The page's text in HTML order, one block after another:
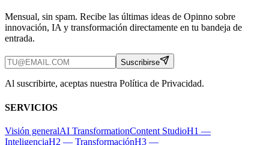
Mensual, sin spam. Recibe las últimas ideas de Opinno sobre
innovación, IA y transformación directamente en tu bandeja de
entrada.
Suscribirse
Al suscribirte, aceptas nuestra Política de Privacidad.
SERVICIOS
Visión generalAI TransformationContent StudioH1 —
InteligenciaH2 — TransformaciónH3 —